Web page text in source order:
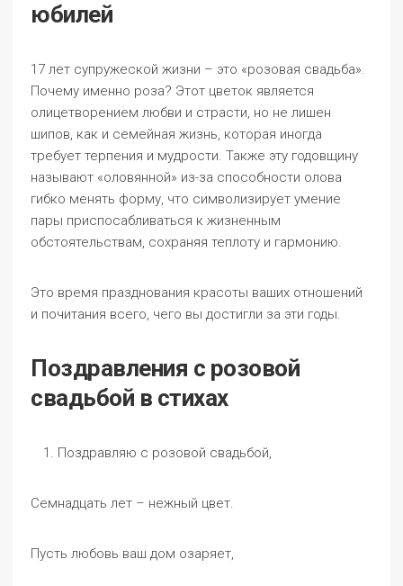
юбилей
17 лет супружеской жизни – это «розовая свадьба».
Почему именно роза? Этот цветок является
олицетворением любви и страсти, но не лишен
шипов, как и семейная жизнь, которая иногда
требует терпения и мудрости. Также эту годовщину
называют «оловянной» из-за способности олова
гибко менять форму, что символизирует умение
пары приспосабливаться к жизненным
обстоятельствам, сохраняя теплоту и гармонию.
Это время празднования красоты ваших отношений
и почитания всего, чего вы достигли за эти годы.
Поздравления с розовой
свадьбой в стихах
Поздравляю с розовой свадьбой,
Семнадцать лет – нежный цвет.
Пусть любовь ваш дом озаряет,